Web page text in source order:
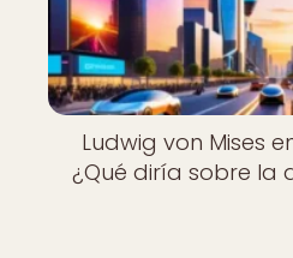
Ludwig von Mises
¿Qué diría sobre la